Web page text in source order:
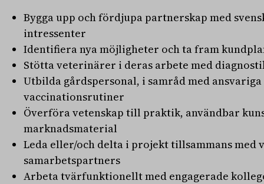
Bygga upp och fördjupa partnerskap med
intressenter
Identifiera nya möjligheter och ta fram
Stötta veterinärer i deras arbete med
Utbilda gårdspersonal, i samråd med
vaccinationsrutiner
Överföra vetenskap till praktik, användbar
marknadsmaterial
Leda eller/och delta i projekt tillsammans
samarbetspartners
Arbeta tvärfunktionellt med engagerade